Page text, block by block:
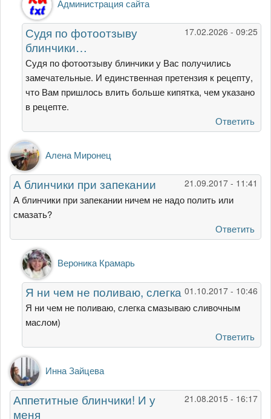
на
Неудачный
рецепт
тонких…
от
Ника
Администрация сайта
17.02.2026 - 09:25
Судя по фотоотзыву
блинчики…
Судя по фотоотзыву блинчики у Вас получились
замечательные. И единственная претензия к рецепту,
что Вам пришлось влить больше кипятка, чем указано
в рецепте.
Ответить
Алена Миронец
21.09.2017 - 11:41
А блинчики при запекании
А блинчики при запекании ничем не надо полить или
смазать?
Ответить
Ответ
на
А
блинчики
при
запекании
Алена
Миронец
Вероника Крамарь
01.10.2017 - 10:46
Я ни чем не поливаю, слегка
Я ни чем не поливаю, слегка смазываю сливочным
маслом)
Ответить
Инна Зайцева
21.08.2015 - 16:17
Аппетитные блинчики! И у
меня